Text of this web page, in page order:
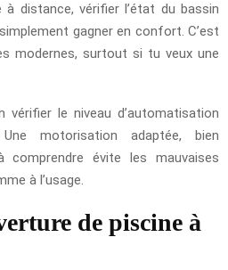
à distance, vérifier l’état du bassin
gagner en confort. C’est
modernes, surtout si tu veux une
vérifier le niveau d’automatisation
motorisation adaptée, bien
comprendre évite les mauvaises
à l’usage.
de piscine à